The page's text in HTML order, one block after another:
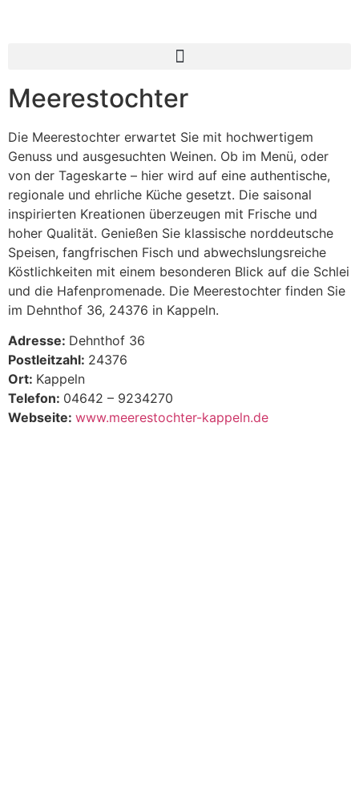
Meerestochter
Die Meerestochter erwartet Sie mit hochwertigem
Genuss und ausgesuchten Weinen. Ob im Menü, oder
von der Tageskarte – hier wird auf eine authentische,
regionale und ehrliche Küche gesetzt. Die saisonal
inspirierten Kreationen überzeugen mit Frische und
hoher Qualität. Genießen Sie klassische norddeutsche
Speisen, fangfrischen Fisch und abwechslungsreiche
Köstlichkeiten mit einem besonderen Blick auf die Schlei
und die Hafenpromenade. Die Meerestochter finden Sie
im Dehnthof 36, 24376 in Kappeln.
Adresse: Dehnthof 36
Postleitzahl: 24376
Ort: Kappeln
Telefon: 04642 – 9234270
Webseite: www.meerestochter-kappeln.de